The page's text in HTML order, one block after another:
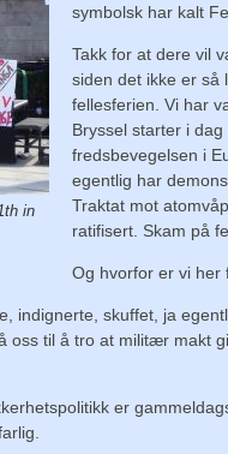
in
symbolsk har kalt
Takk for at dere vil
siden det ikke er så
fellesferien. Vi har
Bryssel starter i
fredsbevegelsen i
egentlig har
Traktat mot
ratifisert. Skam på
Og hvorfor er vi her
indignerte, skuffet, ja
oss til å tro at militær makt
er